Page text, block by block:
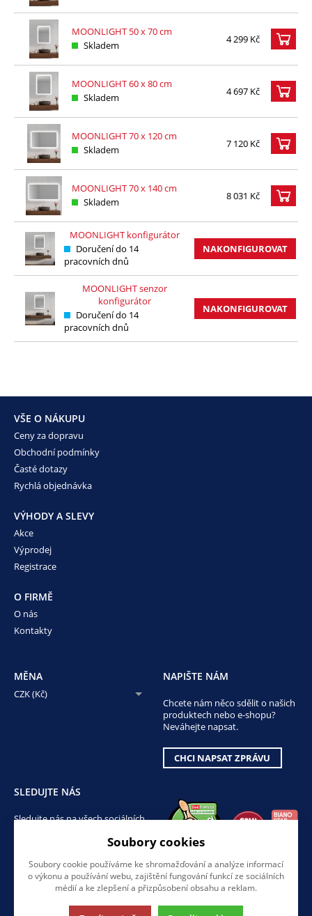
MOONLIGHT 50 x 70 cm
Skladem
4 299 Kč
MOONLIGHT 60 x 80 cm
Skladem
4 697 Kč
MOONLIGHT 70 x 120 cm
Skladem
7 120 Kč
MOONLIGHT 70 x 140 cm
Skladem
8 031 Kč
MOONLIGHT konfigurátor
Doručení do 14
pracovních dnů
NAKONFIGUROVAT
MOONLIGHT senzor
konfigurátor
Doručení do 14
pracovních dnů
NAKONFIGUROVAT
VŠE O NÁKUPU
Ceny za dopravu
Obchodní podmínky
Časté dotazy
Rychlá objednávka
VÝHODY A SLEVY
Akce
Výprodej
Registrace
O FIRMĚ
O nás
Kontakty
MĚNA
CZK (Kč)
NAPIŠTE NÁM
Chcete nám něco sdělit o našich
produktech nebo e-shopu?
Neváhejte napsat.
CHCI NAPSAT ZPRÁVU
SLEDUJTE NÁS
Sledujte nás na všech sociálních
Soubory cookies
Soubory cookie používáme ke shromažďování a analýze informací
o výkonu a používání webu, zajištění fungování funkcí ze sociálních
médií a ke zlepšení a přizpůsobení obsahu a reklam.